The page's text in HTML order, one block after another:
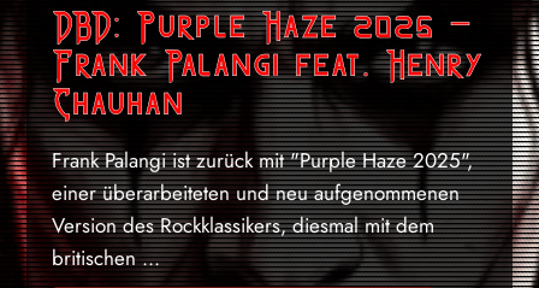
DBD: Purple Haze 2025 –
Frank Palangi feat. Henry
Chauhan
Frank Palangi ist zurück mit "Purple Haze 2025",
einer überarbeiteten und neu aufgenommenen
Version des Rockklassikers, diesmal mit dem
britischen ...